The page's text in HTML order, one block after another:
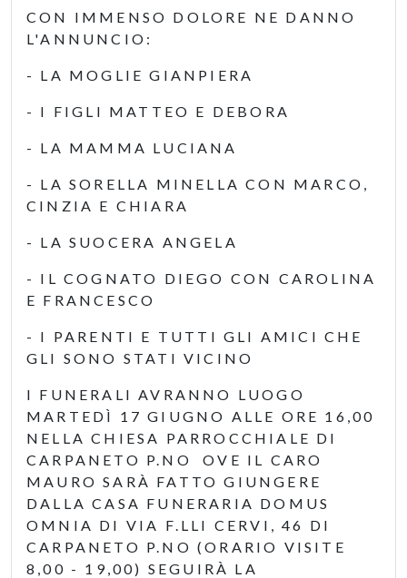
CON IMMENSO DOLORE NE DANNO
L'ANNUNCIO:
- LA MOGLIE GIANPIERA
- I FIGLI MATTEO E DEBORA
- LA MAMMA LUCIANA
- LA SORELLA MINELLA CON MARCO,
CINZIA E CHIARA
- LA SUOCERA ANGELA
- IL COGNATO DIEGO CON CAROLINA
E FRANCESCO
- I PARENTI E TUTTI GLI AMICI CHE
GLI SONO STATI VICINO
I FUNERALI AVRANNO LUOGO
MARTEDÌ 17 GIUGNO ALLE ORE 16,00
NELLA CHIESA PARROCCHIALE DI
CARPANETO P.NO OVE IL CARO
MAURO SARÀ FATTO GIUNGERE
DALLA CASA FUNERARIA DOMUS
OMNIA DI VIA F.LLI CERVI, 46 DI
CARPANETO P.NO (ORARIO VISITE
8,00 - 19,00) SEGUIRÀ LA